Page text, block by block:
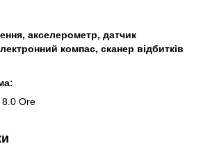
акселерометр, датчик
компас, сканер відбитків
Ore